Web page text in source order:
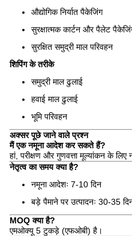
औद्योगिक निर्यात पैकेजिंग
सुरक्षात्मक कार्टन और पैलेट
सुरक्षित समुद्री माल परिवहन
शिपिंग के तरीके
समुद्री माल ढुलाई
हवाई माल ढुलाई
भूमि परिवहन
अक्सर पूछे जाने वाले प्रश्न
मैं एक नमूना आदेश कर सकते हैं?
हां, परीक्षण और गुणवत्ता मूल्यांकन के
नेतृत्व का समय क्या है?
नमूना आदेशः 7-10 दिन
बड़े पैमाने पर उत्पादनः 30-35
MOQ क्या है?
एमओक्यू 5 टुकड़े (एफओबी) है।